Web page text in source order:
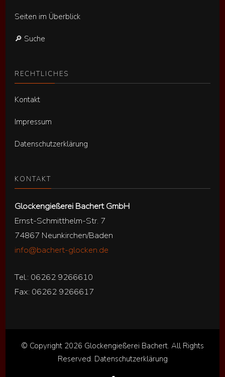
Seiten im Überblick
🔎 Suche
RECHTLICHES
Kontakt
Impressum
Datenschutzerklärung
KONTAKT
Glockengießerei Bachert GmbH
Ernst-Schmitthelm-Str. 7
74867 Neunkirchen/Baden
info@bachert-glocken.de
Tel.: 06262 9266610
Fax: 06262 9266617
© Copyright 2026 Glockengießerei Bachert. All Rights
Reserved. Datenschutzerklärung